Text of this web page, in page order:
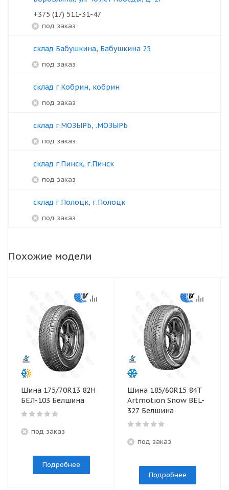
+375 (17) 511-31-47
под заказ
склад Бабушкина, Бабушкина 25
под заказ
склад г.Кобрин, кобрин
под заказ
склад г.МОЗЫРЬ, .МОЗЫРЬ
под заказ
склад г.Пинск, г.Пинск
под заказ
склад г.Полоцк, г.Полоцк
под заказ
Похожие модели
Шина 175/70R13 82Н
БЕЛ-103 Белшина
под заказ
Подробнее
Шина 185/60R15 84T
Artmotion Snow BEL-
327 Белшина
под заказ
Подробнее